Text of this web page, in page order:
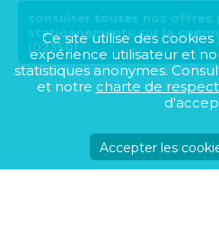
consulter toutes nos offres
stationnements sur la
(02350)
Ce site utilise des
expérience utilisateur et
statistiques anonymes.
et notre charte de
Accepter les